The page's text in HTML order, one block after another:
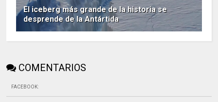
El iceberg más grande de la historia se
desprende de la Antártida
COMENTARIOS
FACEBOOK: